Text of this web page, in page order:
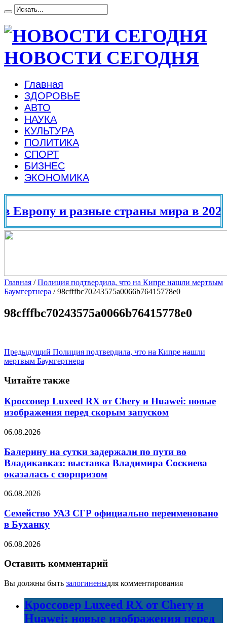
НОВОСТИ СЕГОДНЯ
Главная
ЗДОРОВЬЕ
АВТО
НАУКА
КУЛЬТУРА
ПОЛИТИКА
СПОРТ
БИЗНЕС
ЭКОНОМИКА
и разные страны мира в 2025
Главная /Полиция подтвердила, что на Кипре нашли мертвым
Баумгертнера /98cfffbc70243575a0066b76415778e0
98cfffbc70243575a0066b76415778e0
Предыдущий Полиция подтвердила, что на Кипре нашли
мертвым Баумгертнера
Читайте также
Кроссовер Luxeed RX от Chery и Huawei: новые
изображения перед скорым запуском
06.08.2026
Балерину на сутки задержали по пути во
Владикавказ: выставка Владимира Соскиева
оказалась с сюрпризом
06.08.2026
Семейство УАЗ СГР официально переименовано
в Буханку
06.08.2026
Оставить комментарий
Вы должны быть залогиненыдля комментирования
Кроссовер Luxeed RX от Chery и
Huawei: новые изображения перед